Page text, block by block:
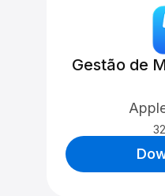
Gestão de